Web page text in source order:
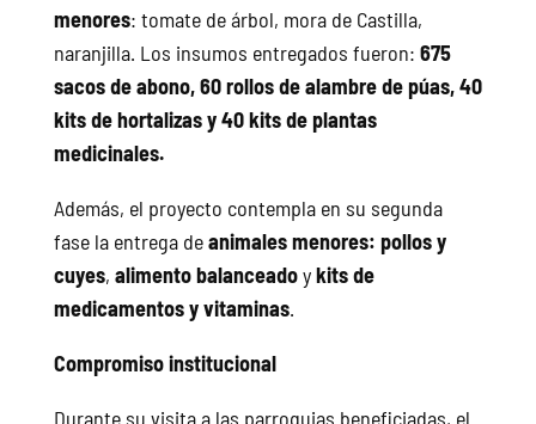
menores: tomate de árbol, mora de Castilla,
naranjilla. Los insumos entregados fueron: 675
sacos de abono, 60 rollos de alambre de púas, 40
kits de hortalizas y 40 kits de plantas
medicinales.
Además, el proyecto contempla en su segunda
fase la entrega deanimales menores: pollos y
cuyes, alimento balanceadoykits de
medicamentos y vitaminas.
Compromiso institucional
Durante su visita a las parroquias beneficiadas, el